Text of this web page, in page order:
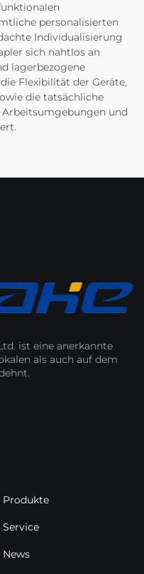
personalisierten
Individualisierung
sich nahtlos an
lagerbezogene
Flexibilität der Geräte,
die tatsächliche
und
ist eine anerkannte
als auch auf dem
Produkte
Service
News